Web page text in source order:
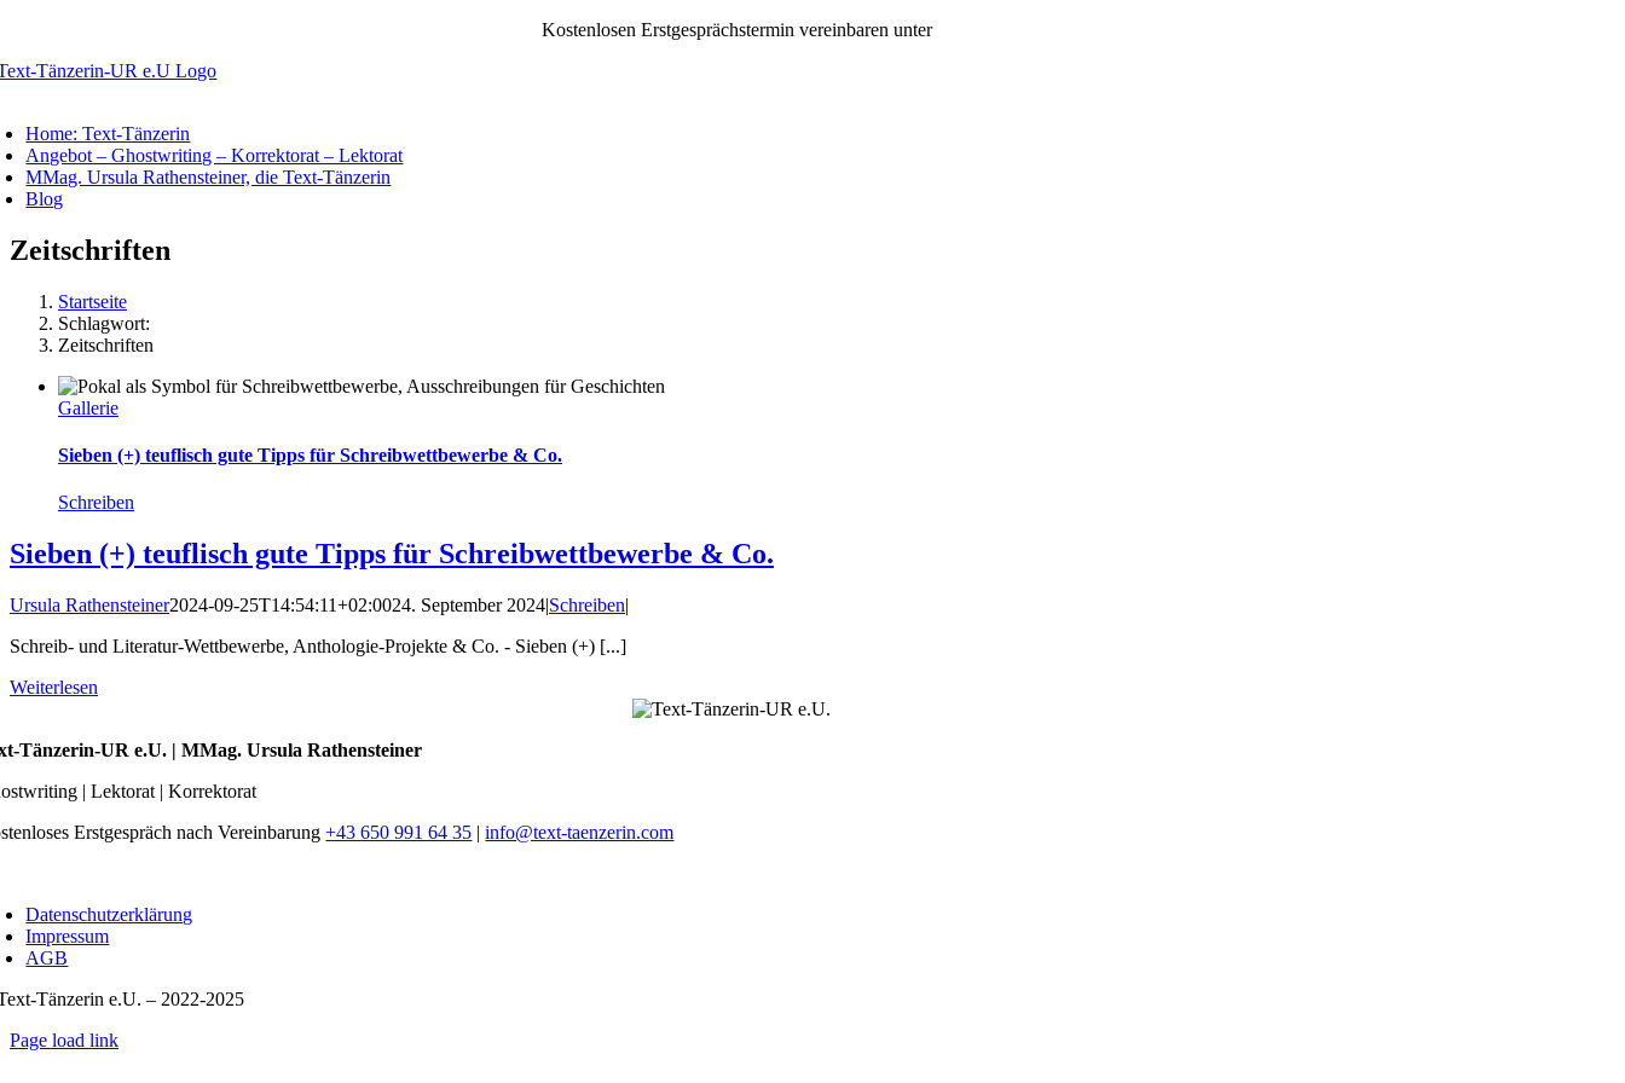
springen
Kostenlosen Erstgesprächstermin vereinbaren unter
Home: Text-Tänzerin
Angebot – Ghostwriting – Korrektorat – Lektorat
MMag. Ursula Rathensteiner, die Text-Tänzerin
Blog
Zeitschriften
Startseite
Schlagwort:
Zeitschriften
Gallerie
Sieben (+) teuflisch gute Tipps für Schreibwettbewerbe & Co.
Schreiben
Sieben (+) teuflisch gute Tipps für Schreibwettbewerbe & Co.
Ursula Rathensteiner2024-09-25T14:54:11+02:0024. September 2024|Schreiben|
Schreib- und Literatur-Wettbewerbe, Anthologie-Projekte & Co. - Sieben (+) [...]
Weiterlesen
Tänzerin-UR e.U. | MMag. Ursula Rathensteiner
| Lektorat | Korrektorat
Erstgespräch nach Vereinbarung+43 650 991 64 35 |info@text-taenzerin.com
Datenschutzerklärung
Impressum
AGB
Tänzerin e.U. – 2022-2025
Page load link